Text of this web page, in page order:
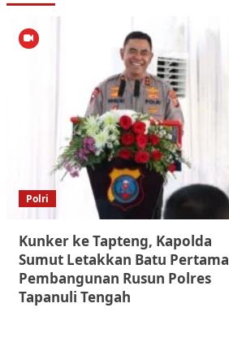
Polri
Kunker ke Tapteng, Kapolda
Sumut Letakkan Batu Pertama
Pembangunan Rusun Polres
Tapanuli Tengah